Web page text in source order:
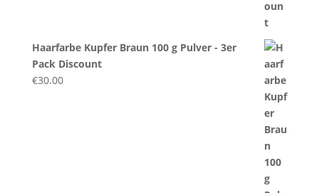
Haarfarbe Kupfer Braun 100 g Pulver - 3er
Pack Discount
€30.00